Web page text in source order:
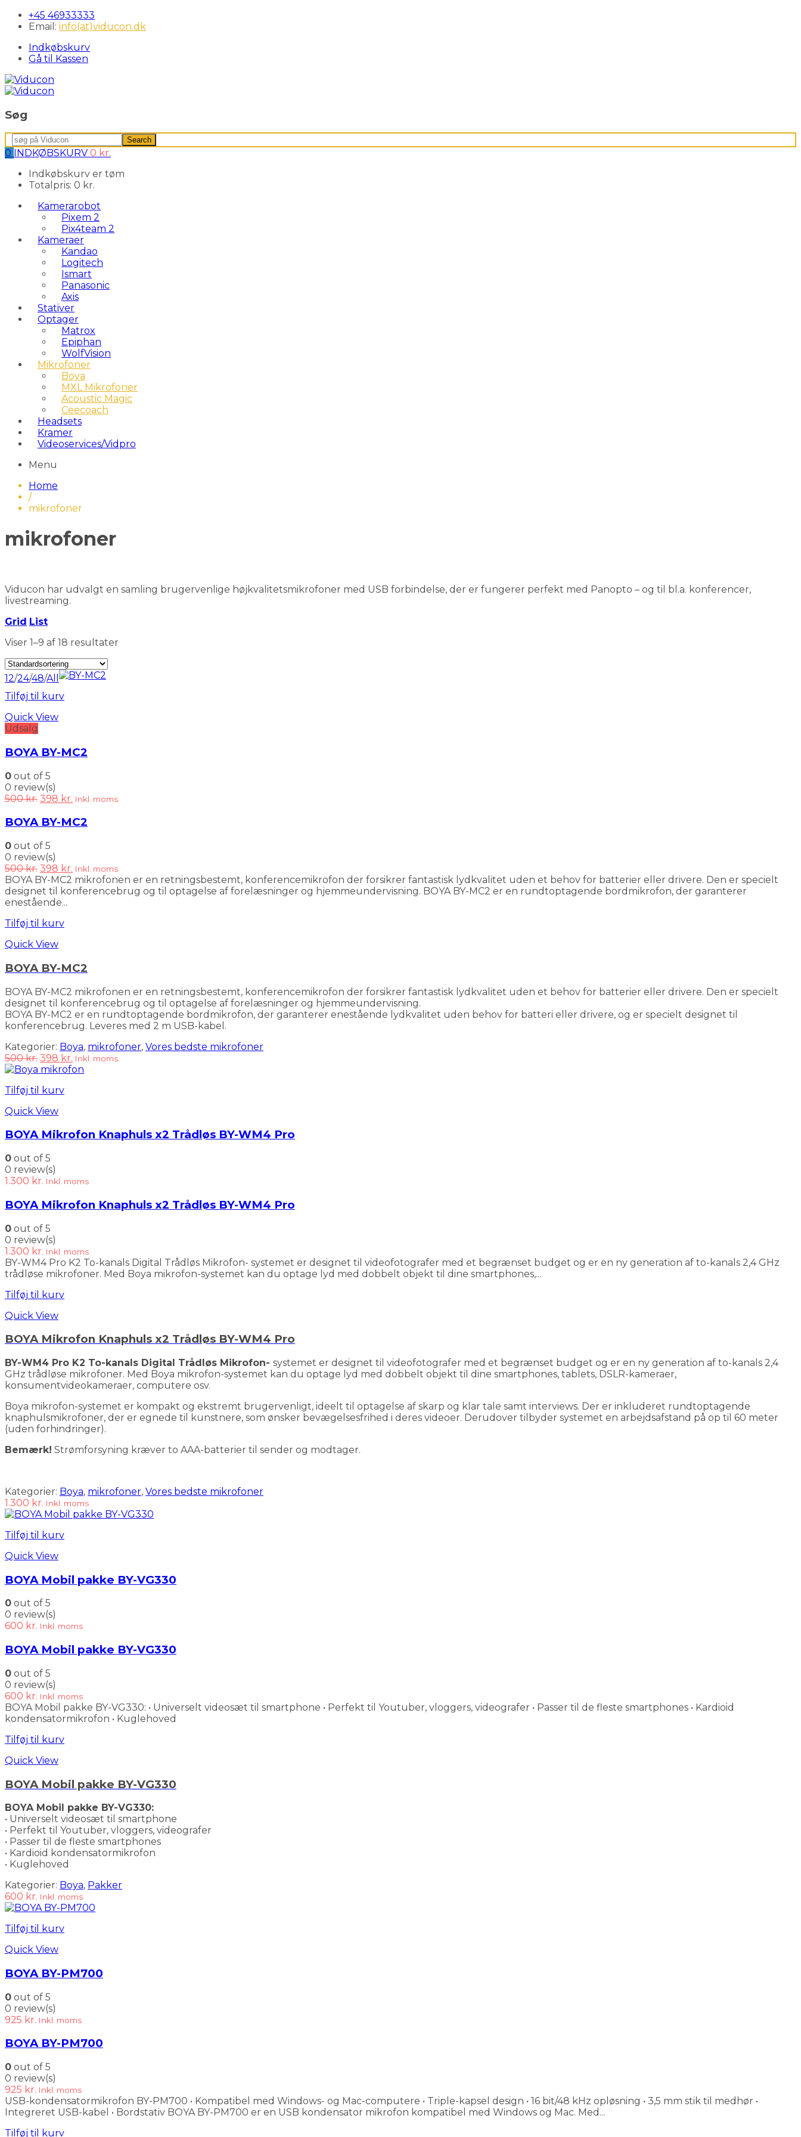
+45 46933333
Email: info(at)viducon.dk
Indkøbskurv
Gå til Kassen
Søg
Search
for:
Search
0 INDKØBSKURV 0 kr.
Indkøbskurv er tøm
Totalpris: 0 kr.
Kamerarobot
Pixem 2
Pix4team 2
Kameraer
Kandao
Logitech
Ismart
Panasonic
Axis
Stativer
Optager
Matrox
Epiphan
WolfVision
Mikrofoner
Boya
MXL Mikrofoner
Acoustic Magic
Ceecoach
Headsets
Kramer
Videoservices/Vidpro
Menu
Home
/
mikrofoner
mikrofoner
Viducon har udvalgt en samling brugervenlige højkvalitetsmikrofoner med USB forbindelse, der er fungerer perfekt med Panopto – og til bl.a. konferencer,
livestreaming.
Grid List
Viser 1–9 af 18 resultater
12/24/48/All
Tilføj til kurv
Quick View
Udsalg
BOYA BY-MC2
0 out of 5
0 review(s)
500kr. Den
pris
500 kr..
398 kr. Den
pris
Inkl. moms
BOYA BY-MC2
0 out of 5
0 review(s)
500kr. Den
oprindelige
pris
var:
398 kr. Den
aktuelle
pris
Inkl. moms
BOYA BY-MC2 mikrofonen er en retningsbestemt, konferencemikrofon der forsikrer fantastisk lydkvalitet uden et behov for batterier eller drivere. Den er specielt
designet til konferencebrug og til optagelse af forelæsninger og hjemmeundervisning. BOYA BY-MC2 er en rundtoptagende bordmikrofon, der garanterer
enestående...
Tilføj til kurv
Quick View
BOYA BY-MC2
BOYA BY-MC2 mikrofonen er en retningsbestemt, konferencemikrofon der forsikrer fantastisk lydkvalitet uden et behov for batterier eller drivere. Den er specielt
designet til konferencebrug og til optagelse af forelæsninger og hjemmeundervisning.
BOYA BY-MC2 er en rundtoptagende bordmikrofon, der garanterer enestående lydkvalitet uden behov for batteri eller drivere, og er specielt designet til
konferencebrug. Leveres med 2 m USB-kabel.
Kategorier: Boya, mikrofoner, Vores bedste mikrofoner
500kr. Den
oprindelige
var:
398 kr. Den
aktuelle
Inkl. moms
Tilføj til kurv
Quick View
BOYA Mikrofon Knaphuls x2 Trådløs BY-WM4 Pro
0 out of 5
0 review(s)
1.300 kr. Inkl. moms
BOYA Mikrofon Knaphuls x2 Trådløs BY-WM4 Pro
0 out of 5
0 review(s)
1.300 kr. Inkl. moms
BY-WM4 Pro K2 To-kanals Digital Trådløs Mikrofon- systemet er designet til videofotografer med et begrænset budget og er en ny generation af to-kanals 2,4 GHz
trådløse mikrofoner. Med Boya mikrofon-systemet kan du optage lyd med dobbelt objekt til dine smartphones,...
Tilføj til kurv
Quick View
BOYA Mikrofon Knaphuls x2 Trådløs BY-WM4 Pro
BY-WM4 Pro K2 To-kanals Digital Trådløs Mikrofon- systemet er designet til videofotografer med et begrænset budget og er en ny generation af to-kanals 2,4
GHz trådløse mikrofoner. Med Boya mikrofon-systemet kan du optage lyd med dobbelt objekt til dine smartphones, tablets, DSLR-kameraer,
konsumentvideokameraer, computere osv.
Boya mikrofon-systemet er kompakt og ekstremt brugervenligt, ideelt til optagelse af skarp og klar tale samt interviews. Der er inkluderet rundtoptagende
knaphulsmikrofoner, der er egnede til kunstnere, som ønsker bevægelsesfrihed i deres videoer. Derudover tilbyder systemet en arbejdsafstand på op til 60 meter
(uden forhindringer).
Bemærk! Strømforsyning kræver to AAA-batterier til sender og modtager.
Kategorier: Boya, mikrofoner, Vores bedste mikrofoner
1.300 kr. Inkl. moms
Tilføj til kurv
Quick View
BOYA Mobil pakke BY-VG330
0 out of 5
0 review(s)
600 kr. Inkl. moms
BOYA Mobil pakke BY-VG330
0 out of 5
0 review(s)
600 kr. Inkl. moms
BOYA Mobil pakke BY-VG330: • Universelt videosæt til smartphone • Perfekt til Youtuber, vloggers, videografer • Passer til de fleste smartphones • Kardioid
kondensatormikrofon • Kuglehoved
Tilføj til kurv
Quick View
BOYA Mobil pakke BY-VG330
BOYA Mobil pakke BY-VG330:
• Universelt videosæt til smartphone
• Perfekt til Youtuber, vloggers, videografer
• Passer til de fleste smartphones
• Kardioid kondensatormikrofon
• Kuglehoved
Kategorier: Boya, Pakker
600 kr. Inkl. moms
Tilføj til kurv
Quick View
BOYA BY-PM700
0 out of 5
0 review(s)
925 kr. Inkl. moms
BOYA BY-PM700
0 out of 5
0 review(s)
925 kr. Inkl. moms
USB-kondensatormikrofon BY-PM700 • Kompatibel med Windows- og Mac-computere • Triple-kapsel design • 16 bit/48 kHz opløsning • 3,5 mm stik til medhør •
Integreret USB-kabel • Bordstativ BOYA BY-PM700 er en USB kondensator mikrofon kompatibel med Windows og Mac. Med...
Tilføj til kurv